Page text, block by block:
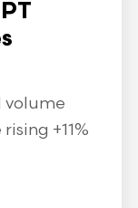
volume
+11%